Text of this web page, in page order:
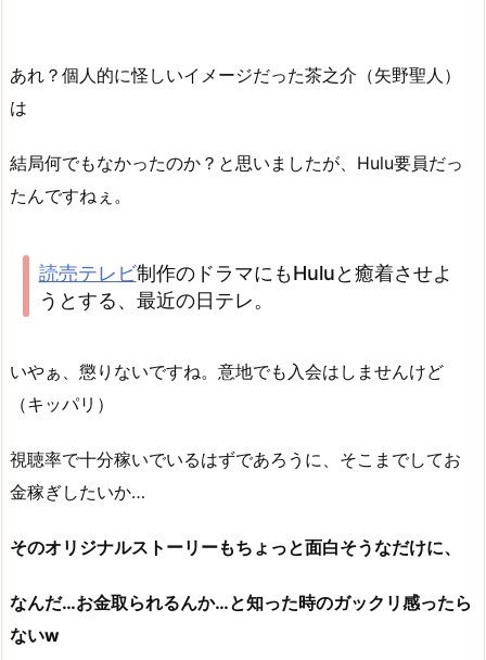
あれ？個人的に怪しいイメージだった茶之介（矢野聖人）
は
結局何でもなかったのか？と思いましたが、Hulu要員だっ
たんですねぇ。
読売テレビ制作のドラマにもHuluと癒着させよ
うとする、最近の日テレ。
いやぁ、懲りないですね。意地でも入会はしませんけど
（キッパリ）
視聴率で十分稼いでいるはずであろうに、そこまでしてお
金稼ぎしたいか…
そのオリジナルストーリーもちょっと面白そうなだけに、
なんだ…お金取られるんか…と知った時のガックリ感ったら
ないw